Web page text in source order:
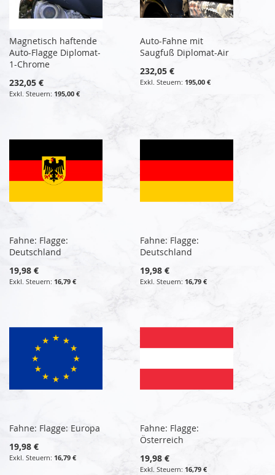
Magnetisch haftende
Auto-Flagge Diplomat-
1-Chrome
232,05 €
195,00 €
Auto-Fahne mit
Saugfuß Diplomat-Air
232,05 €
195,00 €
Fahne: Flagge:
Deutschland
19,98 €
16,79 €
Fahne: Flagge:
Deutschland
19,98 €
16,79 €
Fahne: Flagge: Europa
19,98 €
16,79 €
Fahne: Flagge:
Österreich
19,98 €
16,79 €